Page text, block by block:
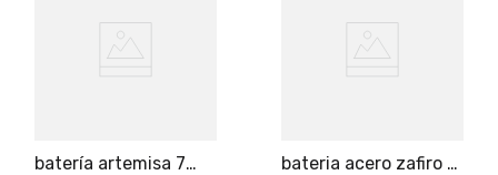
batería artemisa 7
bateria acero zafiro 5